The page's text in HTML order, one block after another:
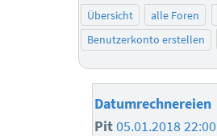
Übersicht alle Foren
Benutzerkonto erstellen
Datumrechnereien
Pit05.01.2018 22:00